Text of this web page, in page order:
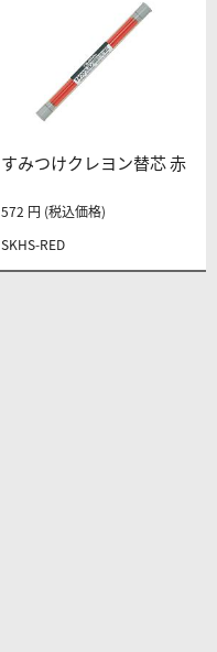
すみつけクレヨン替芯 赤
SKHS-RED
572 円 (税込価格)